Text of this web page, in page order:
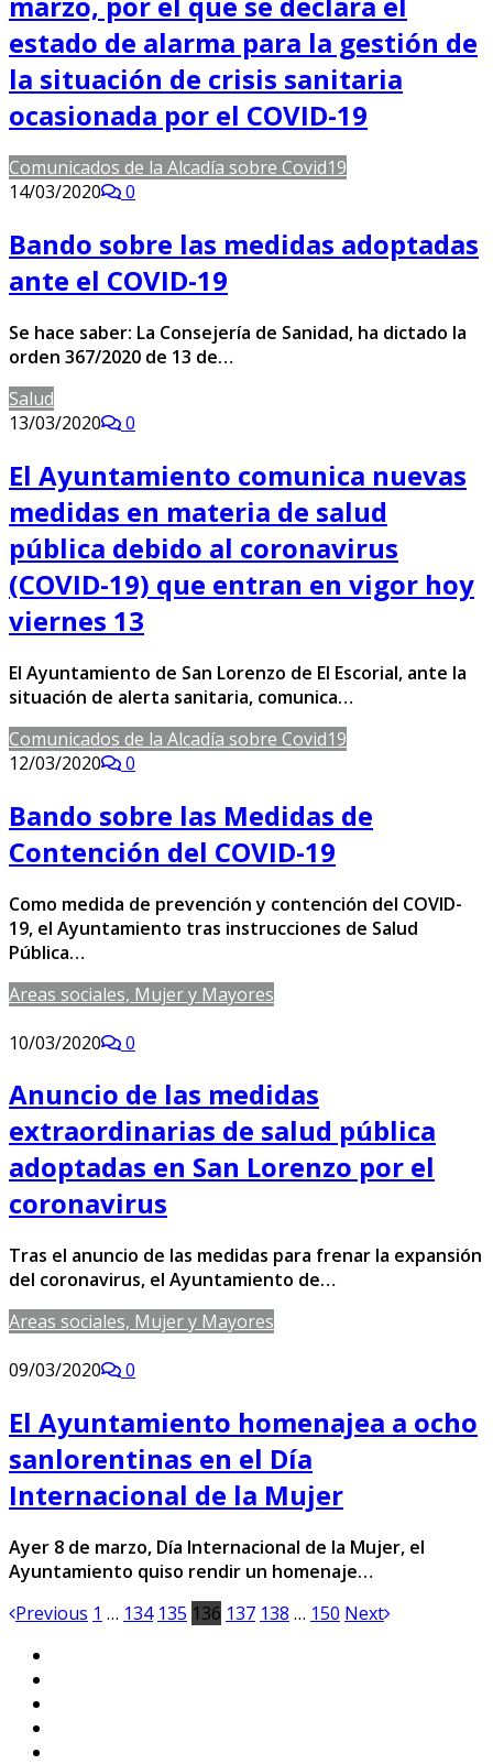
estado de alarma para la gestión de
la situación de crisis sanitaria
ocasionada por el COVID-19
Comunicados de la Alcadía sobre Covid19
14/03/2020
0
Bando sobre las medidas adoptadas
ante el COVID-19
Se hace saber: La Consejería de Sanidad, ha dictado la
orden 367/2020 de 13 de…
Salud
13/03/2020
0
El Ayuntamiento comunica nuevas
medidas en materia de salud
pública debido al coronavirus
(COVID-19) que entran en vigor hoy
viernes 13
El Ayuntamiento de San Lorenzo de El Escorial, ante la
situación de alerta sanitaria, comunica…
Comunicados de la Alcadía sobre Covid19
12/03/2020
0
Bando sobre las Medidas de
Contención del COVID-19
Como medida de prevención y contención del COVID-
19, el Ayuntamiento tras instrucciones de Salud
Pública…
Areas sociales, Mujer y Mayores
10/03/2020
0
Anuncio de las medidas
extraordinarias de salud pública
adoptadas en San Lorenzo por el
coronavirus
Tras el anuncio de las medidas para frenar la expansión
del coronavirus, el Ayuntamiento de…
Areas sociales, Mujer y Mayores
09/03/2020
0
El Ayuntamiento homenajea a ocho
sanlorentinas en el Día
Internacional de la Mujer
Ayer 8 de marzo, Día Internacional de la Mujer, el
Ayuntamiento quiso rendir un homenaje…
Previous 1 … 134 135 136 137 138 … 150 Next